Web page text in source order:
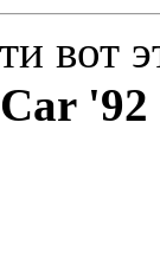
вот
'92